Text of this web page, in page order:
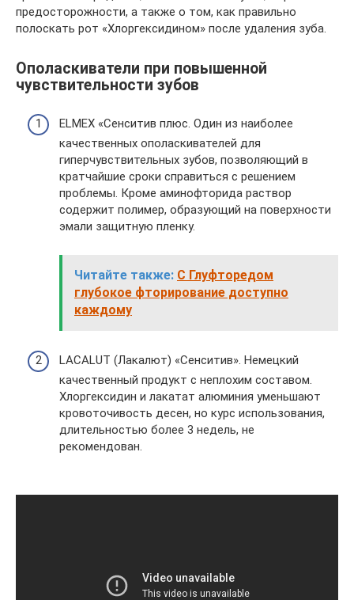
предосторожности, а также о том, как правильно
полоскать рот «Хлоргексидином» после удаления зуба.
Ополаскиватели при повышенной
чувствительности зубов
ELMEX «Сенситив плюс. Один из наиболее
качественных ополаскивателей для
гиперчувствительных зубов, позволяющий в
кратчайшие сроки справиться с решением
проблемы. Кроме аминофторида раствор
содержит полимер, образующий на поверхности
эмали защитную пленку.
Читайте также: С Глуфторедом
глубокое фторирование доступно
каждому
LACALUT (Лакалют) «Сенситив». Немецкий
качественный продукт с неплохим составом.
Хлоргексидин и лакатат алюминия уменьшают
кровоточивость десен, но курс использования,
длительностью более 3 недель, не
рекомендован.